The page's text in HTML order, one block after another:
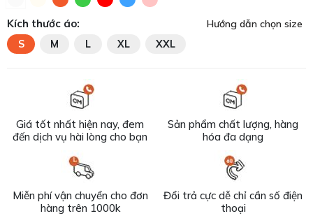
Kích thước áo: Hướng dẫn chọn size
S M L XL XXL
Giá tốt nhất hiện nay, đem
đến dịch vụ hài lòng cho bạn
Sản phẩm chất lượng, hàng
hóa đa dạng
Miễn phí vận chuyển cho đơn
hàng trên 1000k
Đổi trả cực dễ chỉ cần số điện
thoại